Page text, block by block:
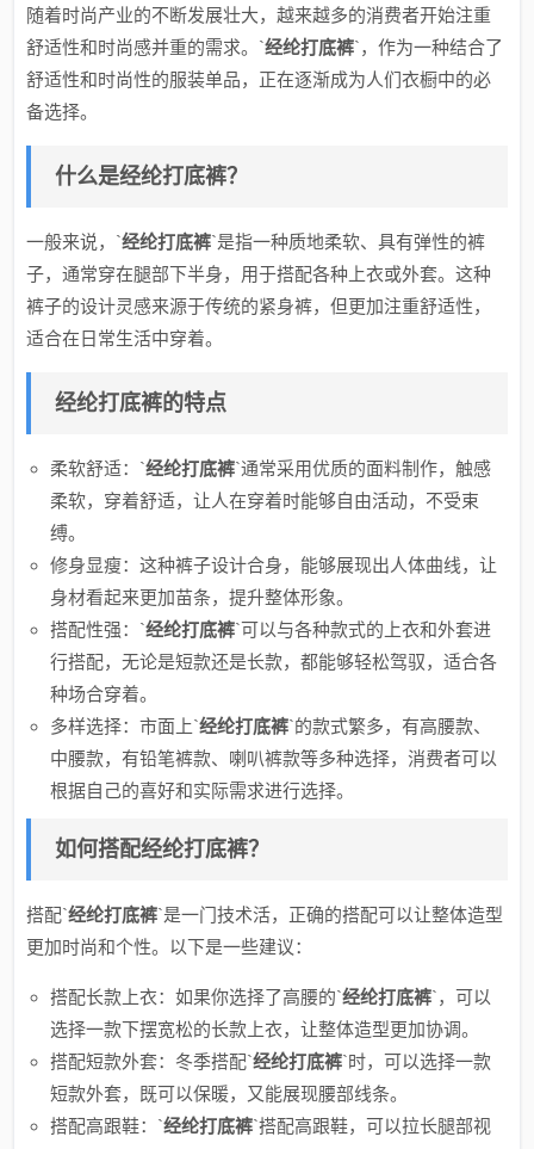
随着时尚产业的不断发展壮大，越来越多的消费者开始注重
舒适性和时尚感并重的需求。`经纶打底裤`，作为一种结合了
舒适性和时尚性的服装单品，正在逐渐成为人们衣橱中的必
备选择。
什么是经纶打底裤？
一般来说，`经纶打底裤`是指一种质地柔软、具有弹性的裤
子，通常穿在腿部下半身，用于搭配各种上衣或外套。这种
裤子的设计灵感来源于传统的紧身裤，但更加注重舒适性，
适合在日常生活中穿着。
经纶打底裤的特点
柔软舒适：`经纶打底裤`通常采用优质的面料制作，触感
柔软，穿着舒适，让人在穿着时能够自由活动，不受束
缚。
修身显瘦：这种裤子设计合身，能够展现出人体曲线，让
身材看起来更加苗条，提升整体形象。
搭配性强：`经纶打底裤`可以与各种款式的上衣和外套进
行搭配，无论是短款还是长款，都能够轻松驾驭，适合各
种场合穿着。
多样选择：市面上`经纶打底裤`的款式繁多，有高腰款、
中腰款，有铅笔裤款、喇叭裤款等多种选择，消费者可以
根据自己的喜好和实际需求进行选择。
如何搭配经纶打底裤？
搭配`经纶打底裤`是一门技术活，正确的搭配可以让整体造型
更加时尚和个性。以下是一些建议：
搭配长款上衣：如果你选择了高腰的`经纶打底裤`，可以
选择一款下摆宽松的长款上衣，让整体造型更加协调。
搭配短款外套：冬季搭配`经纶打底裤`时，可以选择一款
短款外套，既可以保暖，又能展现腰部线条。
搭配高跟鞋：`经纶打底裤`搭配高跟鞋，可以拉长腿部视